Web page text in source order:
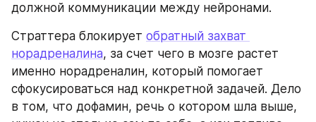
должной коммуникации между нейронами.
Страттера блокирует обратный захват
норадреналина, за счет чего в мозге растет
именно норадреналин, который помогает
сфокусироваться над конкретной задачей. Дело
в том, что дофамин, речь о котором шла выше,